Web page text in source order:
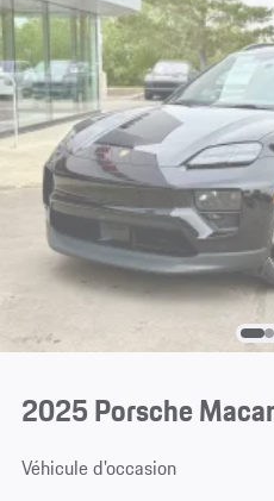
2025 Porsche
Véhicule d'occasion